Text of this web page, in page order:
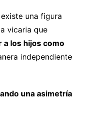
una figura
vicaria que
a los hijos como
independiente
una asimetría